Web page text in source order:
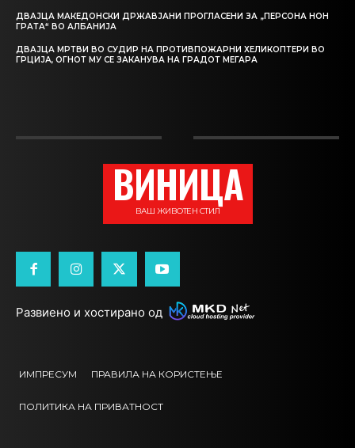
ДВАЈЦА МАКЕДОНСКИ ДРЖАВЈАНИ ПРОГЛАСЕНИ ЗА „ПЕРСОНА НОН
ГРАТА“ ВО АЛБАНИЈА
ДВАЈЦА МРТВИ ВО СУДИР НА ПРОТИВПОЖАРНИ ХЕЛИКОПТЕРИ ВО
ГРЦИЈА, ОГНОТ МУ СЕ ЗАКАНУВА НА ГРАДОТ МЕГАРА
ВИНИЦА
ВАШ ЖИВОТЕН СТИЛ
Развиено и хостирано од
ИМПРЕСУМ ПРАВИЛА НА КОРИСТЕЊЕ
ПОЛИТИКА НА ПРИВАТНОСТ